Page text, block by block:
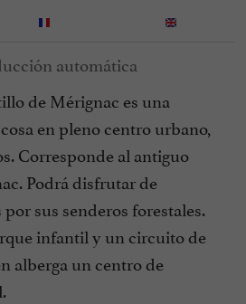
de Mérignac es una
en pleno centro urbano,
Corresponde al antiguo
Podrá disfrutar de
por sus senderos forestales.
infantil y un circuito de
alberga un centro de